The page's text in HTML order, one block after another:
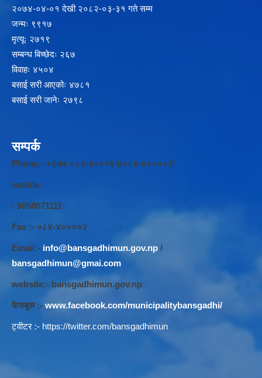
२‍०७४-०४-०१ देखी २०८२-०३-३१ गते सम्म
जन्मः ९९१७
मृत्यूः २७१९
सम्बन्ध बिच्छेदः २६७
विवाहः ४५०४
बसाई सरी आएकोः ४७८१
बसाई सरी जानेः २७९८
सम्पर्क
Phone:- +९७७ ०८४-४००१६१/०८४-४००००२/
mobile :
- 9858071111
Fax :- ०८४-४००००२
Email:- info@bansgadhimun.gov.np /
bansgadhimun@gmai.com
website:- bansgadhimun.gov.np
फेसबुक :- www.facebook.com/municipalitybansgadhi/
ट्वीटर :- https://twitter.com/bansgadhimun